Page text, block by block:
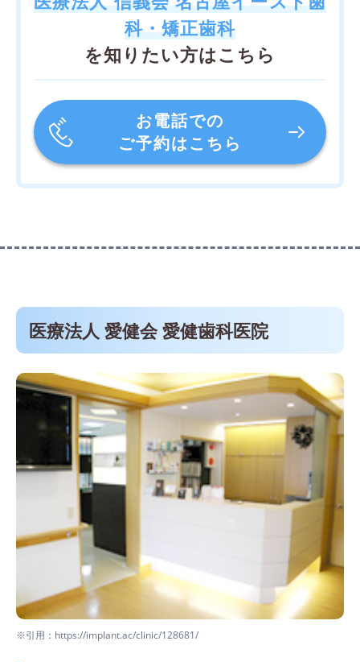
科・矯正歯科
を知りたい方はこちら
お電話での
ご予約はこちら
医療法人 愛健会 愛健歯科医院
※引用：https://implant.ac/clinic/128681/